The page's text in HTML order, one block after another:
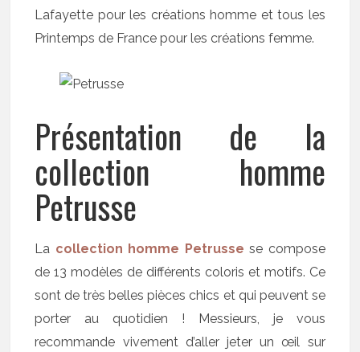
Lafayette pour les créations homme et tous les
Printemps de France pour les créations femme.
Présentation de la
collection homme
Petrusse
La collection homme Petrusse se compose
de 13 modèles de différents coloris et motifs. Ce
sont de très belles pièces chics et qui peuvent se
porter au quotidien ! Messieurs, je vous
recommande vivement d’aller jeter un œil sur